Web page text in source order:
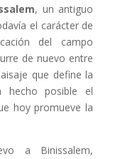
, un antiguo
el carácter de
del campo
de nuevo entre
que define la
posible el
hoy promueve la
a Binissalem,